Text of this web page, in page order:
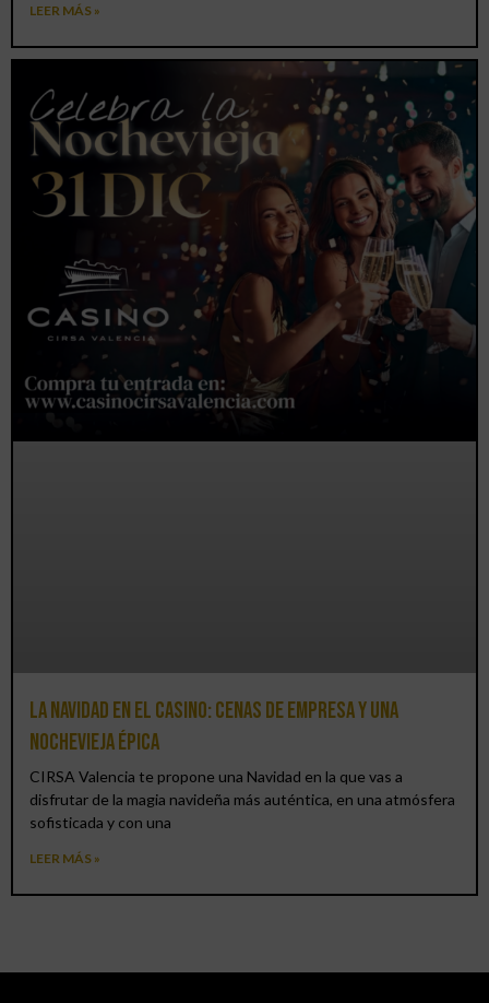
LEER MÁS »
La Navidad en el Casino: cenas de empresa y una
Nochevieja épica
CIRSA Valencia te propone una Navidad en la que vas a
disfrutar de la magia navideña más auténtica, en una atmósfera
sofisticada y con una
LEER MÁS »